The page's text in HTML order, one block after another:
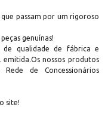
passam por um rigoroso
genuínas!
de qualidade de fábrica e
nossos produtos
de Concessionários
site!